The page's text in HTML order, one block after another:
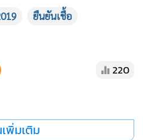
รมการค้าภายในควบคุมราคา ก็
ยงพอ
ยืนยันเชื้อ
220
พิ่มเติม